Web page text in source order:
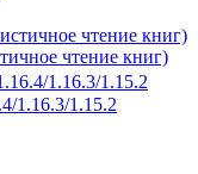
чтение книг)
1.16.3/1.15.2